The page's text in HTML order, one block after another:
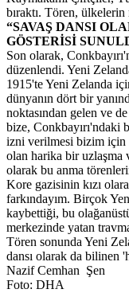
bıraktı. Tören, ülkelerin
“SAVAŞ DANSI
GÖSTERİSİ
Son olarak,
düzenlendi. Yeni
1915'te Yeni Zelanda
dünyanın dört bir
noktasından gelen ve
bize, Conkbayırı'ndaki
izni verilmesi bizim
olan harika bir uzlaşma
olarak bu anma
Kore gazisinin kızı
farkındayım. Birçok
kaybettiği, bu
merkezinde yatan
Tören sonunda Yeni
dansı olarak da bilinen
Nazif Cemhan Şen
Foto: DHA